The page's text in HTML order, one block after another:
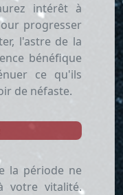
intérêt à
progresser
l'astre de la
bénéfique
ce qu'ils
de néfaste.
la période ne
votre vitalité.